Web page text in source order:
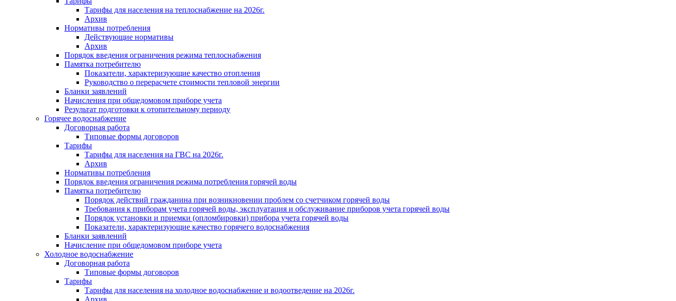
Тарифы для населения на теплоснабжение на 2026г.
Архив
Нормативы потребления
Действующие нормативы
Архив
Порядок введения ограничения режима теплоснабжения
Памятка потребителю
Показатели, характеризующие качество отопления
Руководство о перерасчете стоимости тепловой энергии
Бланки заявлений
Начисления при общедомовом приборе учета
Результат подготовки к отопительному периоду
Горячее водоснабжение
Договорная работа
Типовые формы договоров
Тарифы
Тарифы для населения на ГВС на 2026г.
Архив
Нормативы потребления
Порядок введения ограничения режима потребления горячей воды
Памятка потребителю
Порядок действий гражданина при возникновении проблем со счетчиком горячей воды
Требования к приборам учета горячей воды, эксплуатация и обслуживание приборов учета горячей воды
Порядок установки и приемки (опломбировки) прибора учета горячей воды
Показатели, характеризующие качество горячего водоснабжения
Бланки заявлений
Начисление при общедомовом приборе учета
Холодное водоснабжение
Договорная работа
Типовые формы договоров
Тарифы
Тарифы для населения на холодное водоснабжение и водоотведение на 2026г.